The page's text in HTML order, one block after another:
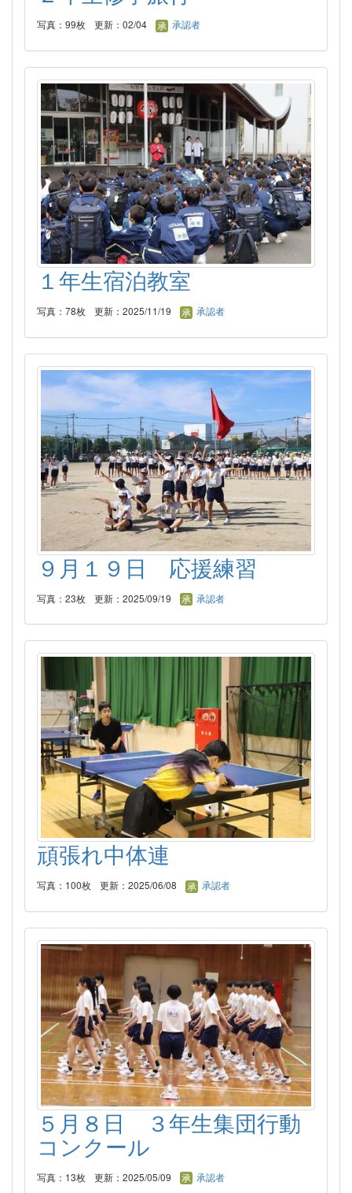
写真：99枚 更新：02/04 承認者
１年生宿泊教室
写真：78枚 更新：2025/11/19 承認者
９月１９日 応援練習
写真：23枚 更新：2025/09/19 承認者
頑張れ中体連
写真：100枚 更新：2025/06/08 承認者
５月８日 ３年生集団行動
コンクール
写真：13枚 更新：2025/05/09 承認者